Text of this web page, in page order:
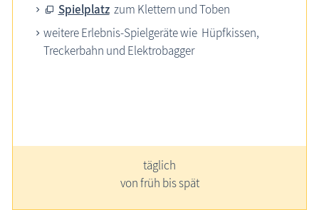
Spielplatzzum Klettern und Toben
weitere Erlebnis-Spielgeräte wie Hüpfkissen,
Treckerbahn und Elektrobagger
täglich
von früh bis spät